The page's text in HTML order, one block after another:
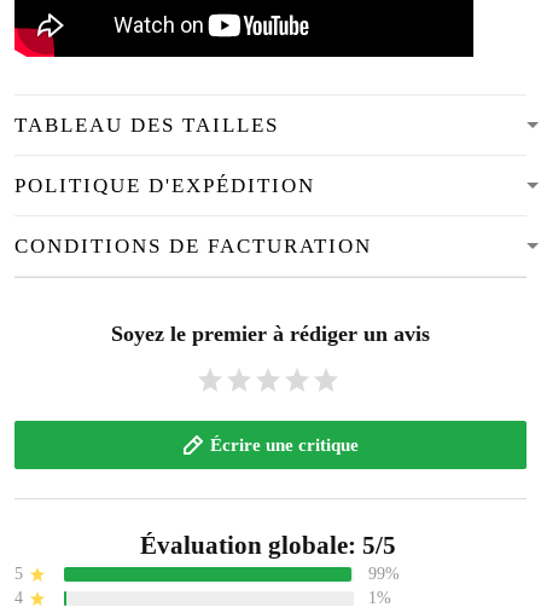
TABLEAU DES TAILLES
POLITIQUE D'EXPÉDITION
CONDITIONS DE FACTURATION
Soyez le premier à rédiger un avis
Écrire une critique
Évaluation globale: 5/5
5
99%
4
1%